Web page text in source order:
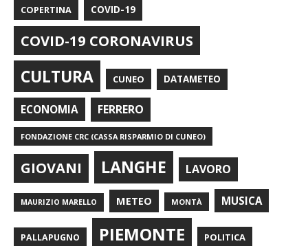
COPERTINA COVID-19
COVID-19 CORONAVIRUS
CULTURA CUNEO DATAMETEO
ECONOMIA FERRERO
FONDAZIONE CRC (CASSA RISPARMIO DI CUNEO)
GIOVANI LANGHE LAVORO
MAURIZIO MARELLO METEO MONTÀ MUSICA
PALLAPUGNO PIEMONTE POLITICA